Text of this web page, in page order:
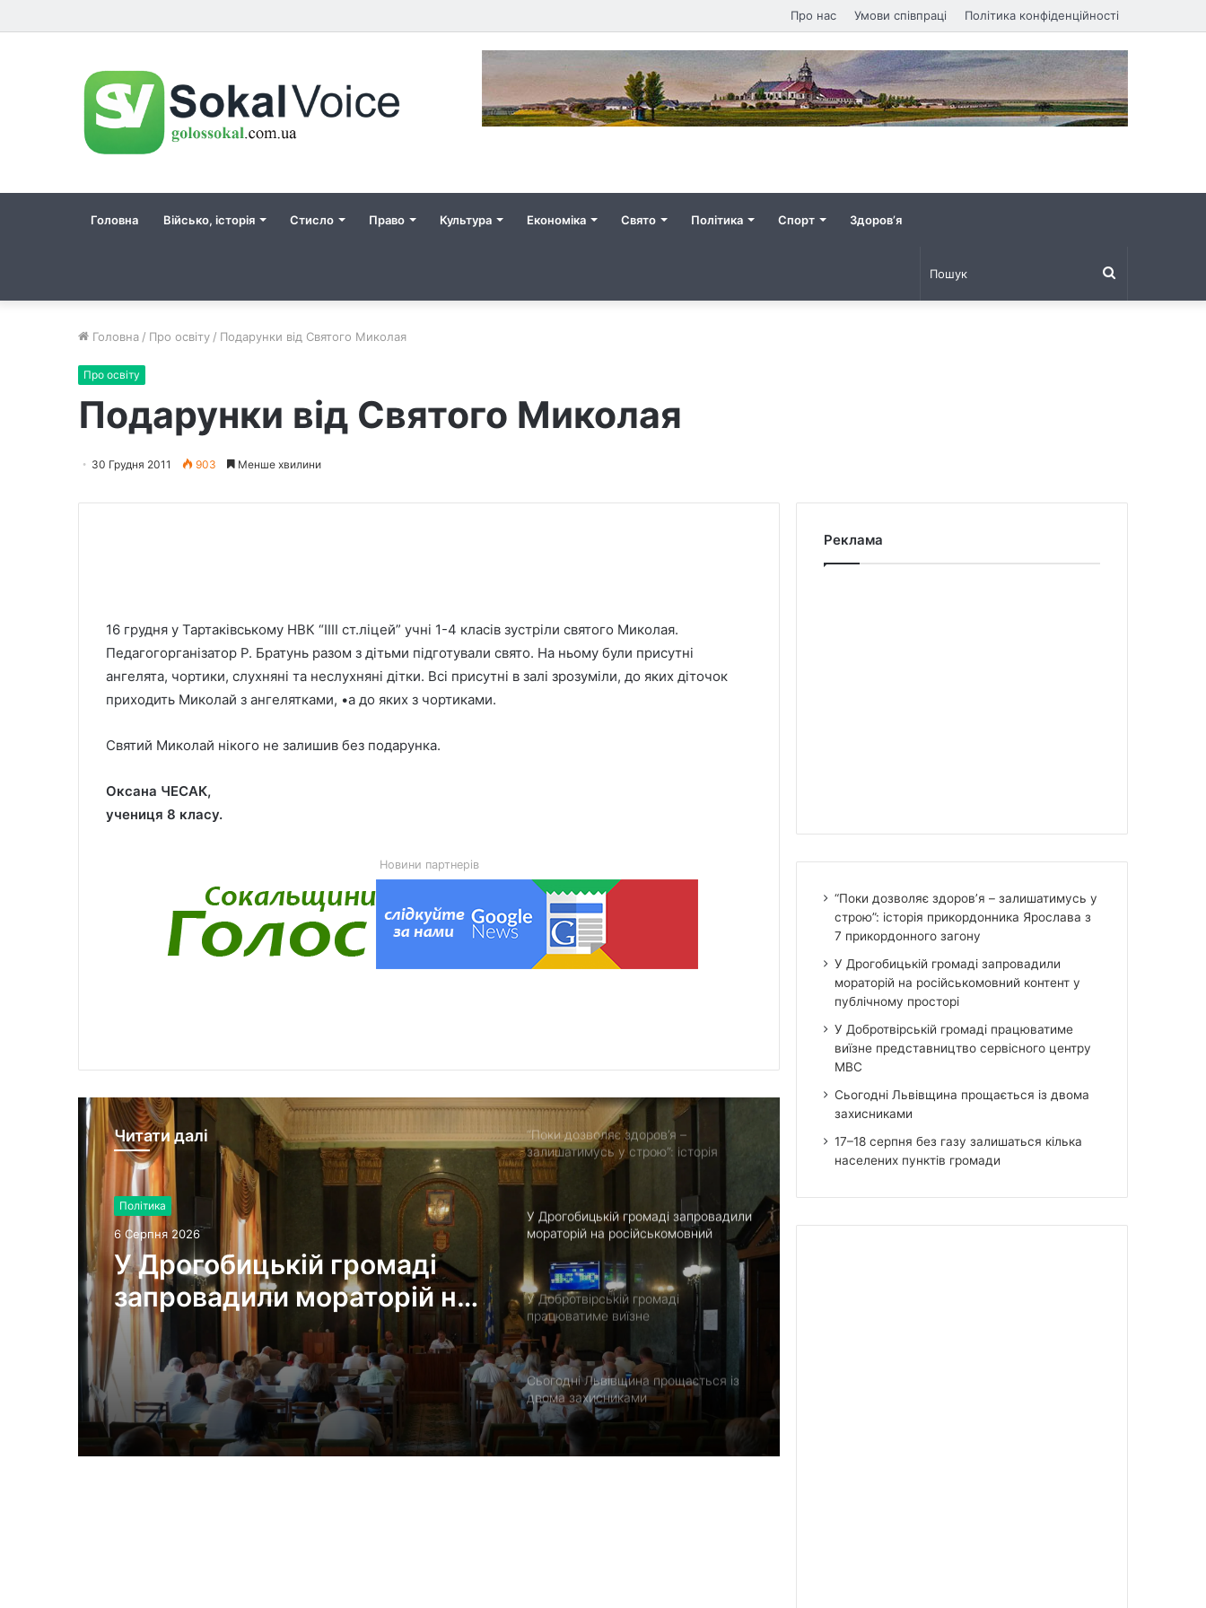
Про нас Умови співпраці Політика конфіденційності
Головна Військо, історія Стисло Право Культура Економіка Свято Політика Спорт Здоров’я
Головна / Про освіту / Подарунки від Святого Миколая
Про освіту
Подарунки від Святого Миколая
30 Грудня 2011 903 Менше хвилини
16 грудня у Тартаківському НВК “ІІІІ ст.ліцей” учні 1-4 класів зустріли святого Миколая.
Педагогорганізатор Р. Братунь разом з дітьми підготували свято. На ньому були присутні
ангелята, чортики, слухняні та неслухняні дітки. Всі присутні в залі зрозуміли, до яких діточок
приходить Миколай з ангелятками, •а до яких з чортиками.
Святий Миколай нікого не залишив без подарунка.
Оксана ЧЕСАК,
учениця 8 класу.
Новини партнерів
Читати далі
Політика
6 Серпня 2026
У Дрогобицькій громаді
запровадили мораторій на
російськомовний контент у
публічному просторі
Сьогодні Львівщина прощається із
двома захисниками
17–18 серпня без газу залишаться
підприємства підозрюють в
“Поки дозволяє здоров’я –
залишатимусь у строю”: історія
прикордонника Ярослава з 7
прикордонного загону
У Дрогобицькій громаді запровадили
мораторій на російськомовний
контент у публічному просторі
У Добротвірській громаді
працюватиме виїзне
представництво сервісного центру
МВС
Сьогодні Львівщина прощається із
двома захисниками
17–18 серпня без газу залишаться
Реклама
“Поки дозволяє здоров’я – залишатимусь у
строю”: історія прикордонника Ярослава з
7 прикордонного загону
У Дрогобицькій громаді запровадили
мораторій на російськомовний контент у
публічному просторі
У Добротвірській громаді працюватиме
виїзне представництво сервісного центру
МВС
Сьогодні Львівщина прощається із двома
захисниками
17–18 серпня без газу залишаться кілька
населених пунктів громади